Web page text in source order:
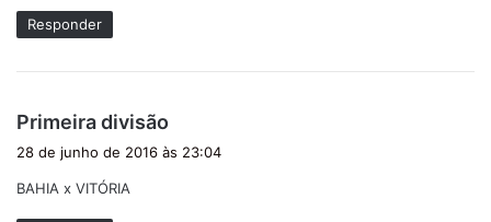
e
:
Responder
Primeira divisão
28 de junho de 2016 às 23:04
BAHIA x VITÓRIA